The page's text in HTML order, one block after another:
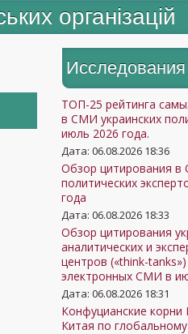
організацій
ТОП-25 рейтинга
в СМИ украинских
июль 2026 года.
Дата: 06.08.2026 18:36
Обзор цитирования в
политических
года
Дата: 06.08.2026 18:33
Обзор цитирования
аналитических и
центров («think-
электронных СМИ в
Дата: 06.08.2026 18:31
Конфуцианские
Китая по